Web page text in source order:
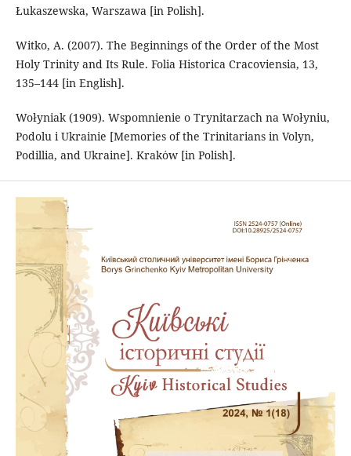
Łukaszewska, Warszawa [in Polish].
Witko, A. (2007). The Beginnings of the Order of the Most
Holy Trinity and Its Rule. Folia Historica Cracoviensia, 13,
135–144 [in English].
Wołyniak (1909). Wspomnienie o Trynitarzach na Wołyniu,
Podolu i Ukrainie [Memories of the Trinitarians in Volyn,
Podillia, and Ukraine]. Krakόw [in Polish].